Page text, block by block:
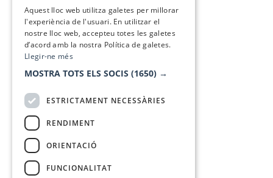
Aquest lloc web utilitza galetes per millorar
l'experiència de l'usuari. En utilitzar el
nostre lloc web, accepteu totes les galetes
d’acord amb la nostra Política de galetes.
Llegir-ne més
MOSTRA TOTS ELS SOCIS (1650) →
ESTRICTAMENT NECESSÀRIES
RENDIMENT
ORIENTACIÓ
FUNCIONALITAT